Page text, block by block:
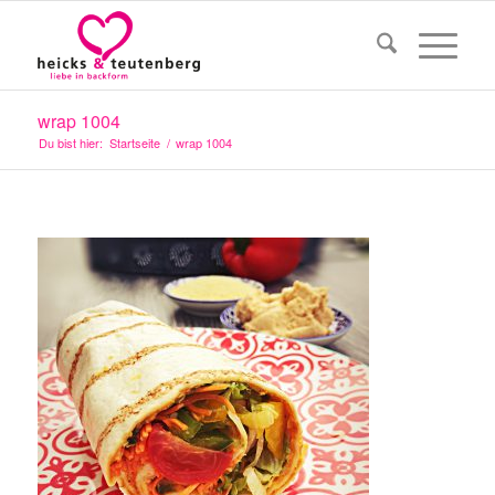
wrap 1004
Du bist hier: Startseite / wrap 1004